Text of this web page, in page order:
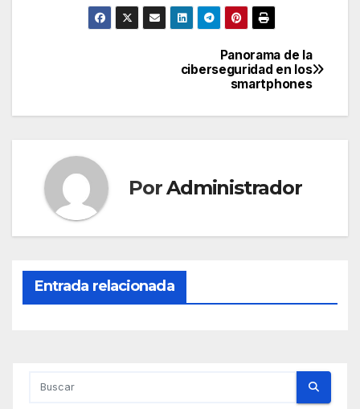
Panorama de la
ciberseguridad en los
smartphones
PorAdministrador
Entrada relacionada